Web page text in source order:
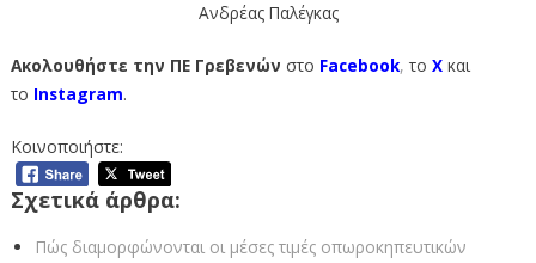
Ανδρέας Παλέγκας
Ακολουθήστε την ΠΕ Γρεβενών στο Facebook, το Χκαι
το Instagram.
Κοινοποιήστε:
Σχετικά άρθρα:
Πώς διαμορφώνονται οι μέσες τιμές οπωροκηπευτικών